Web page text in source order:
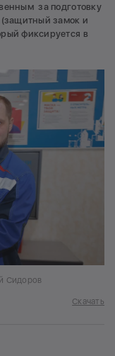
за подготовку
(защитный замок и
фиксируется в
Сидоров
Скачать